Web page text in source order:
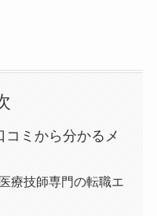
コミから分かるメ
療技師専門の転職エ